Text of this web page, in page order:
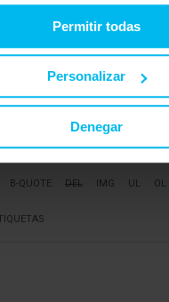
Permitir todas
Personalizar
Denegar